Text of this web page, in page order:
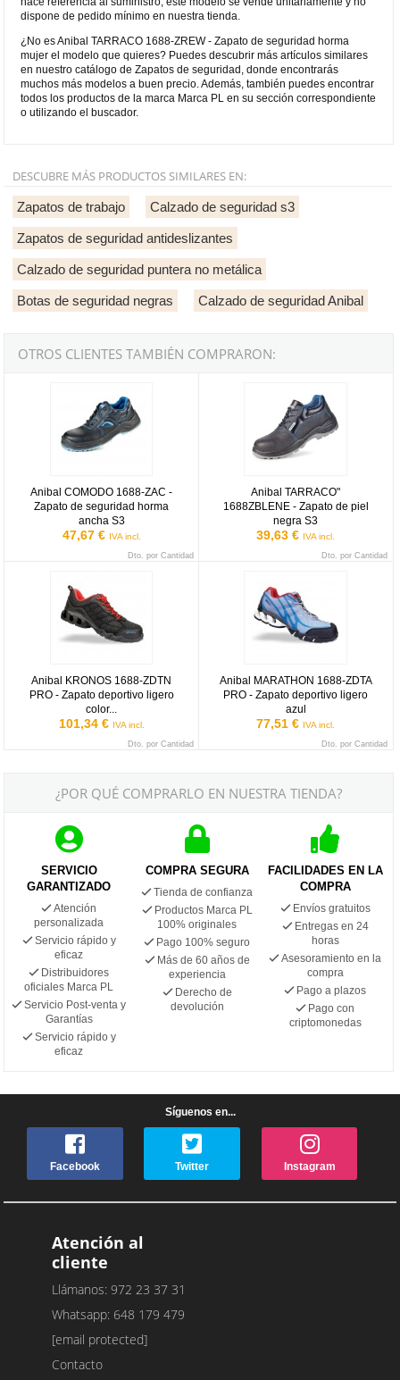
dispone de pedido mínimo en nuestra tienda.
¿No es Anibal TARRACO 1688-ZREW - Zapato de seguridad horma
mujer el modelo que quieres? Puedes descubrir más artículos similares
en nuestro catálogo de Zapatos de seguridad, donde encontrarás
muchos más modelos a buen precio. Además, también puedes encontrar
todos los productos de la marca Marca PL en su sección correspondiente
o utilizando el buscador.
DESCUBRE MÁS PRODUCTOS SIMILARES EN:
Zapatos de trabajo Calzado de seguridad s3
Zapatos de seguridad antideslizantes
Calzado de seguridad puntera no metálica
Botas de seguridad negras Calzado de seguridad Anibal
OTROS CLIENTES TAMBIÉN COMPRARON:
Anibal COMODO 1688-ZAC -
Zapato de seguridad horma
ancha S3
47,67 € IVA incl.
Dto. por Cantidad
Anibal TARRACO"
1688ZBLENE - Zapato de piel
negra S3
39,63 € IVA incl.
Dto. por Cantidad
Anibal KRONOS 1688-ZDTN
PRO - Zapato deportivo ligero
color...
101,34 € IVA incl.
Dto. por Cantidad
Anibal MARATHON 1688-ZDTA
PRO - Zapato deportivo ligero
azul
77,51 € IVA incl.
Dto. por Cantidad
¿POR QUÉ COMPRARLO EN NUESTRA TIENDA?
SERVICIO
GARANTIZADO
Atención
personalizada
Servicio rápido y
eficaz
Distribuidores
oficiales Marca PL
Servicio Post-venta y
Garantías
Servicio rápido y
eficaz
COMPRA SEGURA
Tienda de confianza
Productos Marca PL
100% originales
Pago 100% seguro
Más de 60 años de
experiencia
Derecho de
devolución
FACILIDADES EN LA
COMPRA
Envíos gratuitos
Entregas en 24
horas
Asesoramiento en la
compra
Pago a plazos
Pago con
criptomonedas
Síguenos en...
Facebook Twitter Instagram
Atención al
cliente
Llámanos: 972 23 37 31
Whatsapp: 648 179 479
[email protected]
Contacto